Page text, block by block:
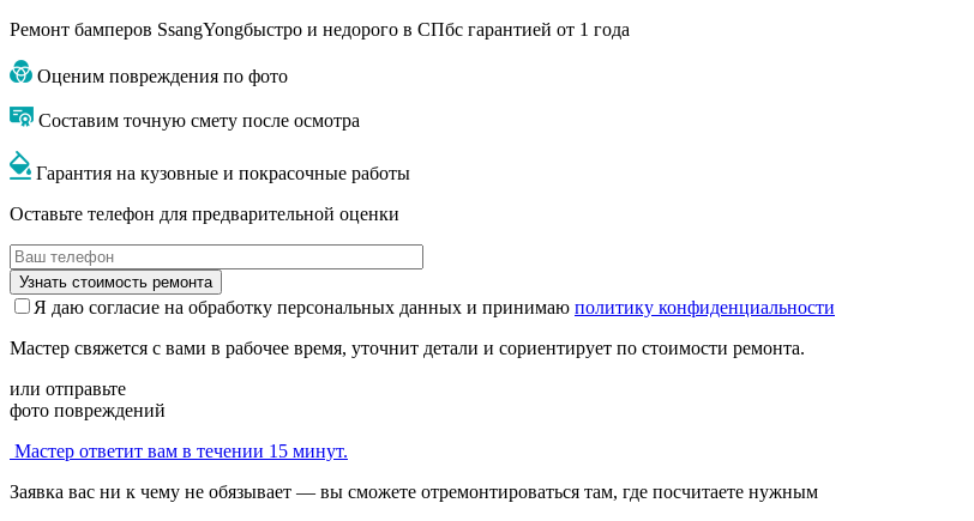
Ремонт бамперов SsangYongбыстро и недорого в СПбс гарантией от 1 года
Оценим повреждения по фото
Составим точную смету после осмотра
Гарантия на кузовные и покрасочные работы
Оставьте телефон для предварительной оценки
Я даю согласие на обработку персональных данных и принимаю политику конфиденциальности
Мастер свяжется с вами в рабочее время, уточнит детали и сориентирует по стоимости ремонта.
или отправьте
фото повреждений
Мастер ответит вам в течении 15 минут.
Заявка вас ни к чему не обязывает — вы сможете отремонтироваться там, где посчитаете нужным